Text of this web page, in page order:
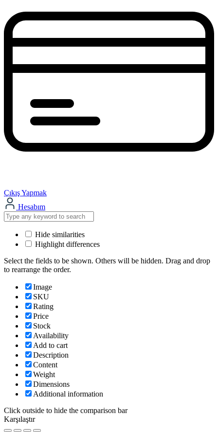
Çıkış Yapmak
Hesabım
Hide similarities
Highlight differences
Select the fields to be shown. Others will be hidden. Drag and drop
to rearrange the order.
Image
SKU
Rating
Price
Stock
Availability
Add to cart
Description
Content
Weight
Dimensions
Additional information
Click outside to hide the comparison bar
Karşılaştır